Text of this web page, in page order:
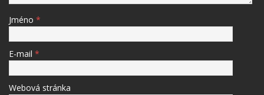
Jméno *
E-mail *
Webová stránka